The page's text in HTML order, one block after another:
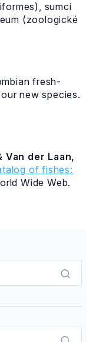
sumci
(zoologické
fresh-
new species.
Van der Laan,
of fishes:
Wide Web.